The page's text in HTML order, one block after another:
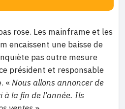
rose. Les mainframe et les
encaissent une baisse de
pas outre mesure
président et responsable
« Nous allons annoncer de
à la fin de l’année. Ils